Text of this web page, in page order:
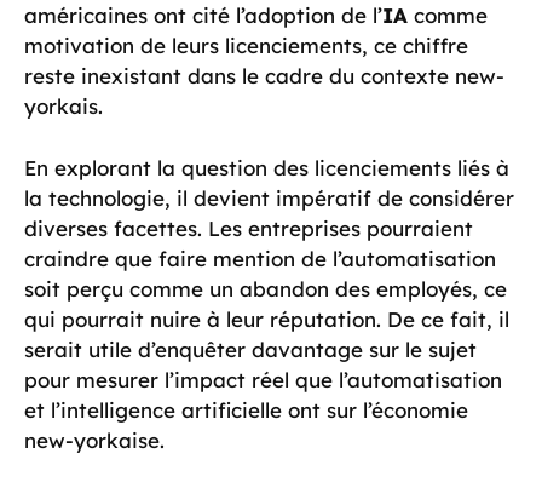
américaines ont cité l’adoption de l’IA comme
motivation de leurs licenciements, ce chiffre
reste inexistant dans le cadre du contexte new-
yorkais.
En explorant la question des licenciements liés à
la technologie, il devient impératif de considérer
diverses facettes. Les entreprises pourraient
craindre que faire mention de l’automatisation
soit perçu comme un abandon des employés, ce
qui pourrait nuire à leur réputation. De ce fait, il
serait utile d’enquêter davantage sur le sujet
pour mesurer l’impact réel que l’automatisation
et l’intelligence artificielle ont sur l’économie
new-yorkaise.